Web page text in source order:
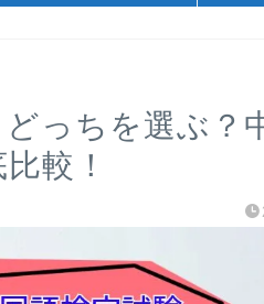
っちを選ぶ？
較！